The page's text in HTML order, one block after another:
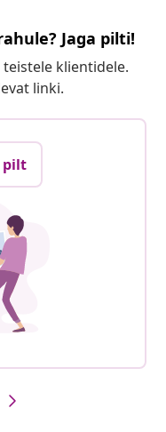
Jaga pilti!
klientidele.
linki.
pilt